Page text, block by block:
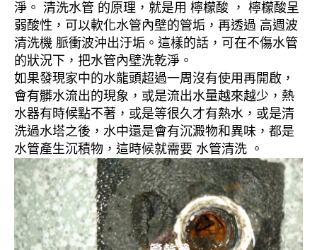
淨。 清洗水管 的原理，就是用 檸檬酸 ， 檸檬酸呈
弱酸性，可以軟化水管內壁的管垢，再透過 高週波
清洗機 脈衝波沖出汙垢。這樣的話，可在不傷水管
的狀況下，把水管內壁洗乾淨。
如果發現家中的水龍頭超過一周沒有使用再開啟，
會有髒水流出的現象，或是流出水量越來越少，熱
水器有時候點不著，或是等很久才有熱水，或是清
洗過水塔之後，水中還是會有沉澱物和異味，都是
水管產生沉積物，這時候就需要 水管清洗 。